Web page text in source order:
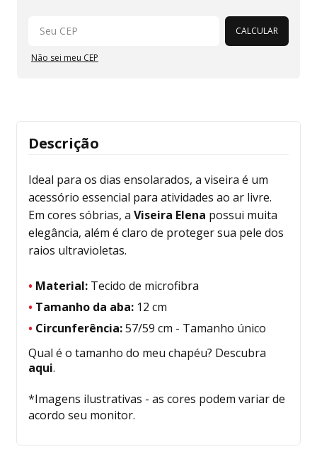
Alterar CEP
CALCULAR
Não sei meu CEP
Descrição
Ideal para os dias ensolarados, a viseira é um
acessório essencial para atividades ao ar livre.
Em cores sóbrias, a Viseira Elena possui muita
elegância, além é claro de proteger sua pele dos
raios ultravioletas.
• Material: Tecido de microfibra
• Tamanho da aba: 12 cm
• Circunferência:57/59 cm - Tamanho único
Qual é o tamanho do meu chapéu? Descubra
aqui.
*Imagens ilustrativas - as cores podem variar de
acordo seu monitor.